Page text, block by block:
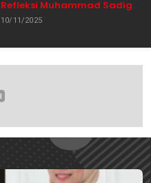
Refleksi Muhammad Sadig
Alhabsyie, Akademisi UIN
Pemerhati Gerakan
10/11/2025